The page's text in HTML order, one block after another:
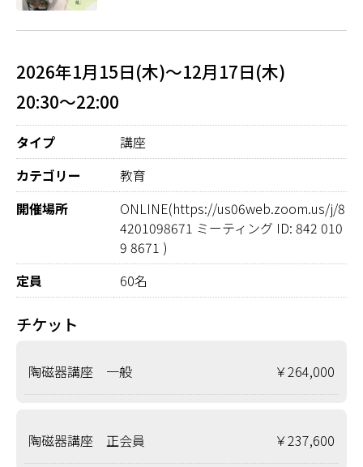
2026年1月15日(木)～12月17日(木)
20:30～22:00
タイプ
講座
カテゴリー
教育
開催場所
ONLINE(https://us06web.zoom.us/j/8
4201098671 ミーティング ID: 842 010
9 8671 )
定員
60名
チケット
陶磁器講座 一般 ￥264,000
陶磁器講座 正会員 ￥237,600